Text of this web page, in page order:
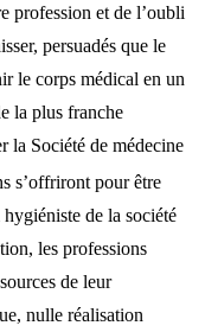
profession et de l’oubli
persuadés que le
le corps médical en un
la plus franche
la Société de médecine
s’offriront pour être
de la société
les professions
de leur
nulle réalisation